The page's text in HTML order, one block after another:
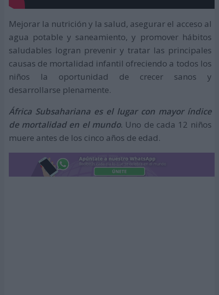
Mejorar la nutrición y la salud, asegurar el acceso al
agua potable y saneamiento, y promover hábitos
saludables logran prevenir y tratar las principales
causas de mortalidad infantil ofreciendo a todos los
niños la oportunidad de crecer sanos y
desarrollarse plenamente.
África Subsahariana es el lugar con mayor índice
de mortalidad en el mundo. Uno de cada 12 niños
muere antes de los cinco años de edad.